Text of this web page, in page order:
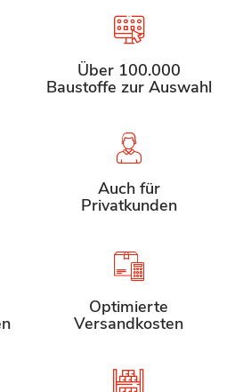
Über 100.000
Baustoffe zur Auswahl
Auch für
Privatkunden
Optimierte
Versandkosten